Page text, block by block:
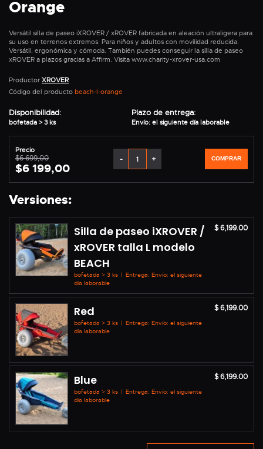
Orange
Versátil silla de paseo iXROVER / xROVER fabricada en aleación ultraligera para
su uso en terrenos extremos. Para niños y adultos con movilidad reducida.
Versátil, ergonómica y cómoda. También puedes conseguir la silla de paseo
xROVER a plazos gracias a Affirm. Visita www.charity-xrover-usa.com
Productor XROVER
Código del producto beach-l-orange
Disponibilidad:
bofetada > 3 ks
Plazo de entrega:
Envío: el siguiente día laborable
Precio
$6 699,00
$6 199,00
- + COMPRAR
Versiones:
Silla de paseo iXROVER /
xROVER talla L modelo
BEACH
bofetada > 3 ks | Entrega: Envío: el siguiente
día laborable
$ 6,199.00
Red
bofetada > 3 ks | Entrega: Envío: el siguiente
día laborable
$ 6,199.00
Blue
bofetada > 3 ks | Entrega: Envío: el siguiente
día laborable
$ 6,199.00